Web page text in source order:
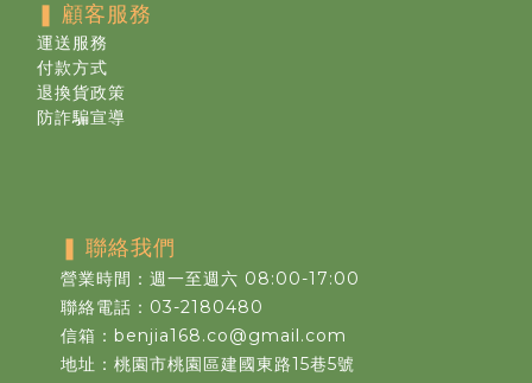
❚ 顧客服務
運送服務
付款方式
退換貨政策
防詐騙宣導
❚ 聯絡我們
營業時間：週一至週六 08:00-17:00
聯絡電話：03-2180480
信箱：benjia168.co@gmail.com
地址：桃園市桃園區建國東路15巷5號